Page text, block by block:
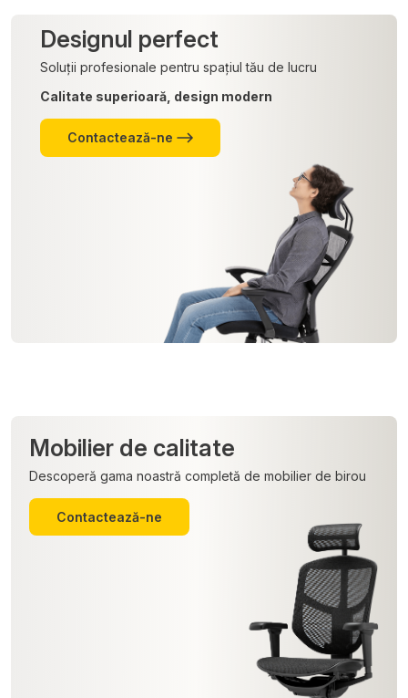
Designul perfect
Soluții profesionale pentru spațiul tău de lucru
Calitate superioară, design modern
Contactează-ne
Mobilier de calitate
Descoperă gama noastră completă de mobilier de birou
Contactează-ne